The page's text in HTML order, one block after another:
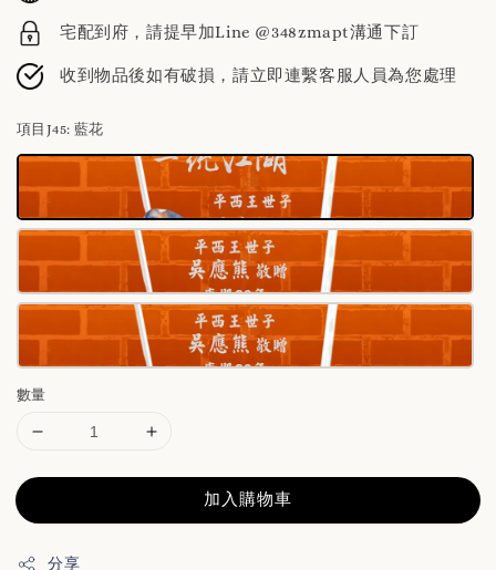
宅配到府，請提早加Line @348zmapt溝通下訂
收到物品後如有破損，請立即連繫客服人員為您處理
項目J45: 藍花
數量
加入購物車
分享